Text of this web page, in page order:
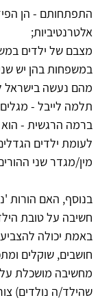
התפתחותם - הן
אלטרנטיביות;
מצבם של ילדים
במשפחות בהן יש
מהם נעשה בישראל
תלמה לייבל -
ברמה הרגשית -
לעומת ילדים
מין/מגדר שני
בנוסף, האם הורות
חשיבה על טובת
באמת יכולה
חושבים, שוקלים
מחשיבה מושכלת על
שהילד/ה נולדים)